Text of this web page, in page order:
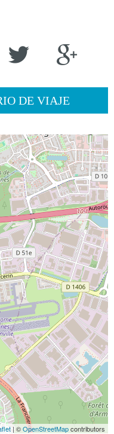
DE VIAJE
| ©OpenStreetMapcontributors